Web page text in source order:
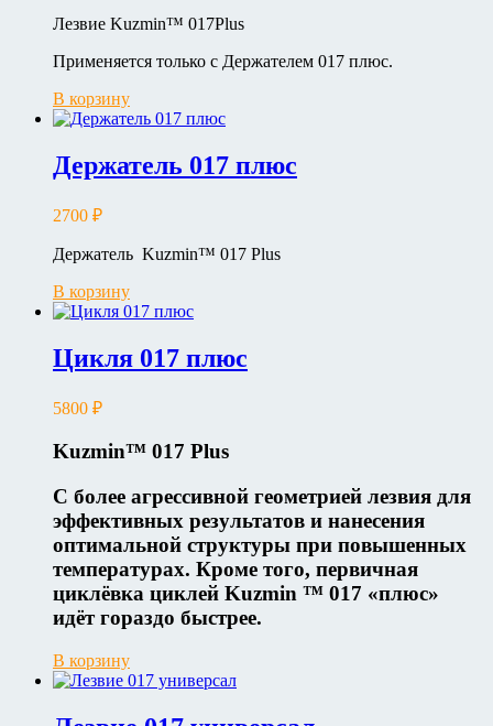
Лезвие Kuzmin™ 017Plus
Применяется только с Держателем 017 плюс.
В корзину
Держатель 017 плюс
2700 ₽
Держатель Kuzmin™ 017 Plus
В корзину
Цикля 017 плюс
5800 ₽
Kuzmin™ 017 Plus
С более агрессивной геометрией лезвия для
эффективных результатов и нанесения
оптимальной структуры при повышенных
температурах. Кроме того, первичная
циклёвка циклей Kuzmin ™ 017 «плюс»
идёт гораздо быстрее.
В корзину